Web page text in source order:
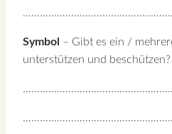
Symbol – Gibt es ein /
unterstützen und beschützen?